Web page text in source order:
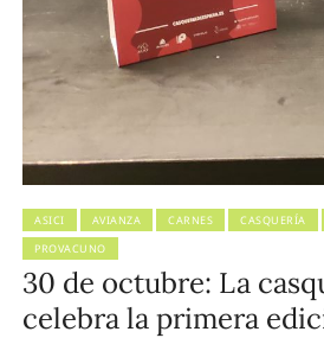
ASICI AVIANZA CARNES CASQUERÍA
PROVACUNO
30 de octubre: La
celebra la primera